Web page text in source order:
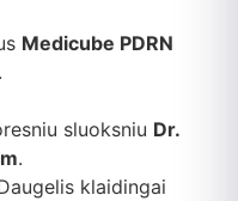
Medicube PDRN
sluoksniu Dr.
.
klaidingai